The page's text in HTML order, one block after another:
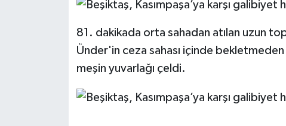
81. dakikada orta sahadan atılan uzun
Ünder'in ceza sahası içinde
meşin yuvarlağı çeldi.